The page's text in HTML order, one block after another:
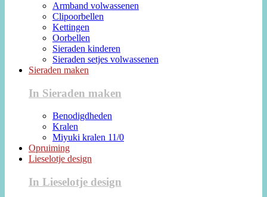
Armband volwassenen
Clipoorbellen
Kettingen
Oorbellen
Sieraden kinderen
Sieraden setjes volwassenen
Sieraden maken
In Sieraden maken
Benodigdheden
Kralen
Miyuki kralen 11/0
Opruiming
Lieselotje design
In Lieselotje design